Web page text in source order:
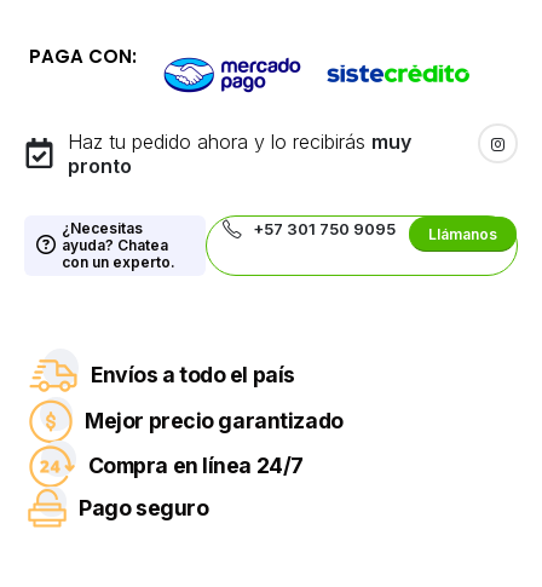
PAGA CON:
Haz tu pedido ahora y lo recibirás muy
pronto
¿Necesitas
ayuda? Chatea
con un experto.
+57 301 750 9095 Llámanos
Envíos a todo el país
Mejor precio garantizado
Compra en línea 24/7
Pago seguro